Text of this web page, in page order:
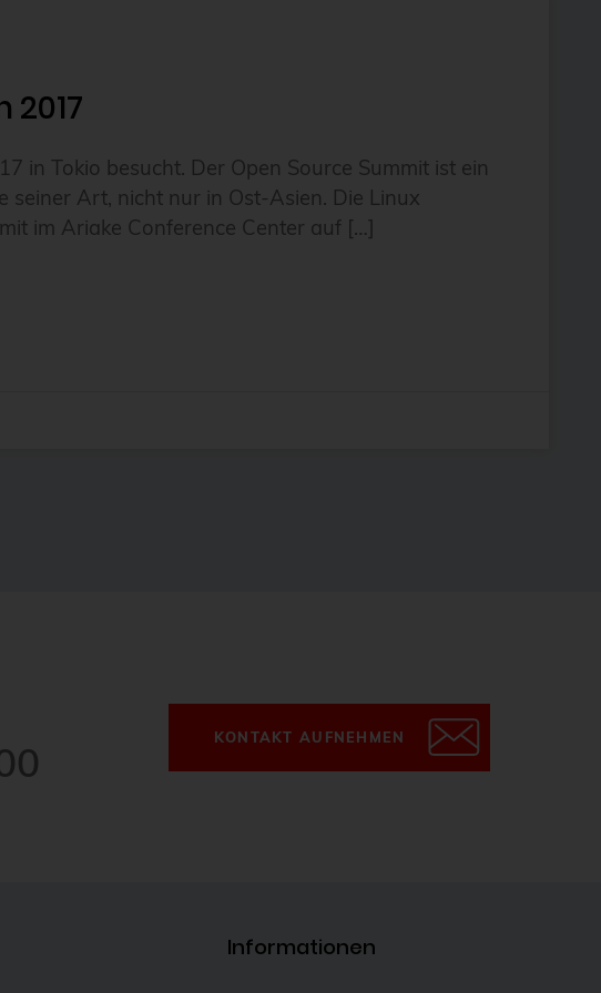
in Tokio besucht. Der Open Source Summit ist ein
seiner Art, nicht nur in Ost-Asien. Die Linux
im Ariake Conference Center auf […]
KONTAKT AUFNEHMEN
Informationen